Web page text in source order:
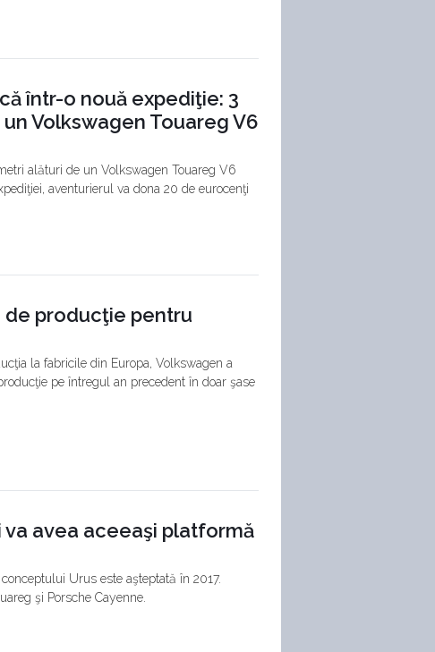
într-o nouă expediţie: 3
Volkswagen Touareg V6
alături de un Volkswagen Touareg V6
aventurierul va dona 20 de eurocenţi
de producţie pentru
la fabricile din Europa, Volkswagen a
pe întregul an precedent în doar şase
va avea aceeaşi platformă
Urus este aşteptată în 2017.
şi Porsche Cayenne.